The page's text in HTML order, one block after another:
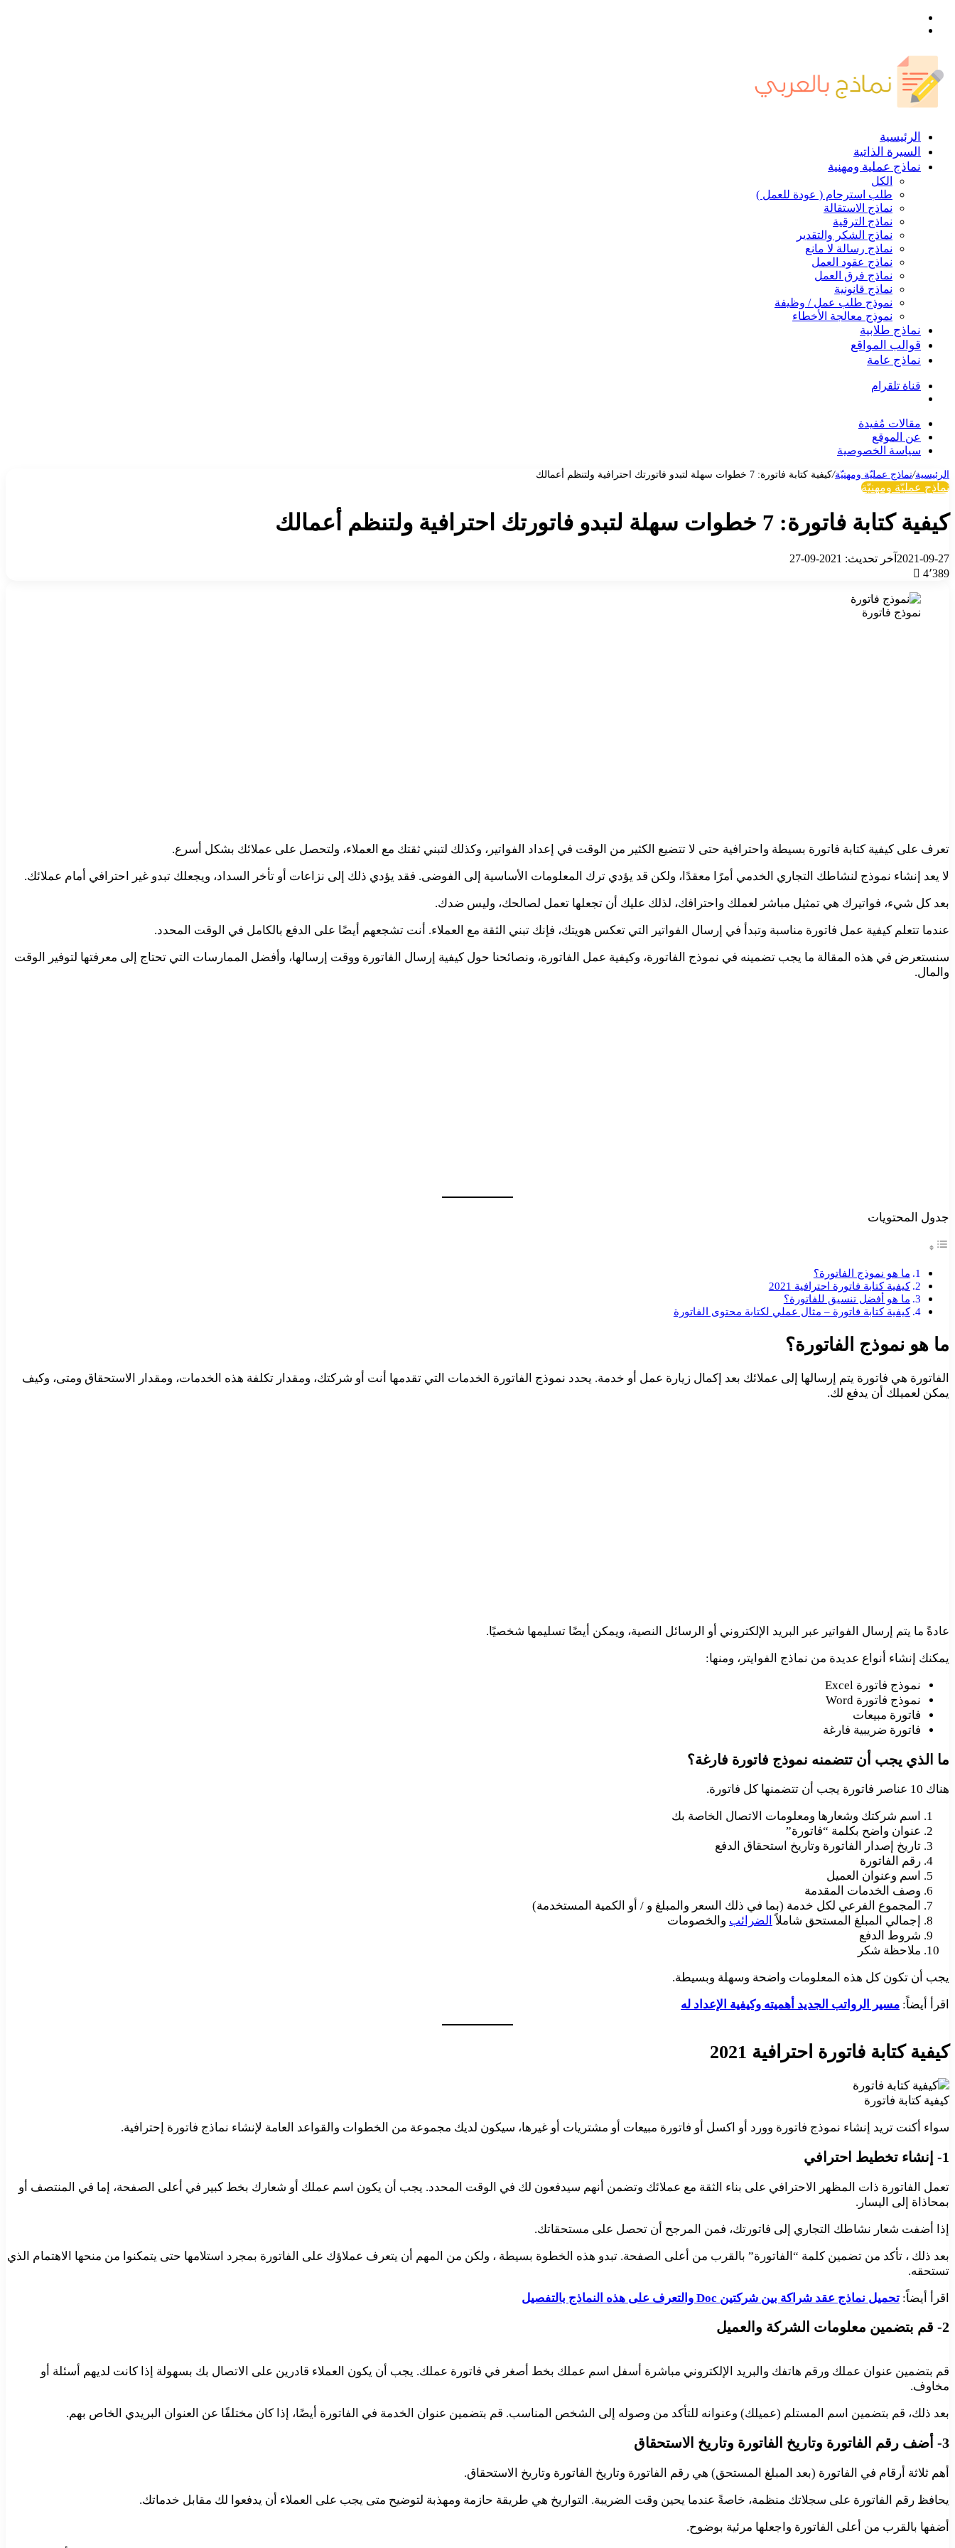
الرئيسية
السيرة الذاتية
نماذج عملية ومهنية
الكل
طلب استرحام ( عودة للعمل )
نماذج الاستقالة
نماذج الترقية
نماذج الشكر والتقدير
نماذج رسالة لا مانع
نماذج عقود العمل
نماذج فرق العمل
نماذج قانونية
نموذج طلب عمل / وظيفة
نموذج معالجة الأخطاء
نماذج طلابية
قوالب المواقع
نماذج عامة
قناة تلقرام
مقالات مُفيدة
عن الموقع
سياسة الخصوصية
الرئيسية/نماذج عمليّة ومهنيّة/كيفية كتابة فاتورة: 7 خطوات سهلة لتبدو فاتورتك احترافية ولتنظم أعمالك
نماذج عمليّة ومهنيّة
كيفية كتابة فاتورة: 7 خطوات سهلة لتبدو فاتورتك احترافية ولتنظم أعمالك
2021-09-27 آخر تحديث: 2021-09-27
4٬389
نموذج فاتورة
تعرف على كيفية كتابة فاتورة بسيطة واحترافية حتى لا تتضيع الكثير من الوقت في إعداد الفواتير، وكذلك لتبني ثقتك مع العملاء، ولتحصل على عملائك بشكل أسرع.
لا يعد إنشاء نموذج لنشاطك التجاري الخدمي أمرًا معقدًا، ولكن قد يؤدي ترك المعلومات الأساسية إلى الفوضى. فقد يؤدي ذلك إلى نزاعات أو تأخر السداد، ويجعلك تبدو غير احترافي أمام عملائك.
بعد كل شيء، فواتيرك هي تمثيل مباشر لعملك واحترافك، لذلك عليك أن تجعلها تعمل لصالحك، وليس ضدك.
عندما تتعلم كيفية عمل فاتورة مناسبة وتبدأ في إرسال الفواتير التي تعكس هويتك، فإنك تبني الثقة مع العملاء. أنت تشجعهم أيضًا على الدفع بالكامل في الوقت المحدد.
سنستعرض في هذه المقالة ما يجب تضمينه في نموذج الفاتورة، وكيفية عمل الفاتورة، ونصائحنا حول كيفية إرسال الفاتورة ووقت إرسالها، وأفضل الممارسات التي تحتاج إلى معرفتها لتوفير الوقت
والمال.
جدول المحتويات
ما هو نموذج الفاتورة؟
كيفية كتابة فاتورة احترافية 2021
ما هو أفضل تنسيق للفاتورة؟
كيفية كتابة فاتورة – مثال عملي لكتابة محتوى الفاتورة
ما هو نموذج الفاتورة؟
الفاتورة هي فاتورة يتم إرسالها إلى عملائك بعد إكمال زيارة عمل أو خدمة. يحدد نموذج الفاتورة الخدمات التي تقدمها أنت أو شركتك، ومقدار تكلفة هذه الخدمات، ومقدار الاستحقاق ومتى، وكيف
يمكن لعميلك أن يدفع لك.
عادةً ما يتم إرسال الفواتير عبر البريد الإلكتروني أو الرسائل النصية، ويمكن أيضًا تسليمها شخصيًا.
يمكنك إنشاء أنواع عديدة من نماذج الفوايتر، ومنها:
نموذج فاتورة Excel
نموذج فاتورة Word
فاتورة مبيعات
فاتورة ضريبية فارغة
ما الذي يجب أن تتضمنه نموذج فاتورة فارغة؟
هناك 10 عناصر فاتورة يجب أن تتضمنها كل فاتورة.
اسم شركتك وشعارها ومعلومات الاتصال الخاصة بك
عنوان واضح بكلمة “فاتورة”
تاريخ إصدار الفاتورة وتاريخ استحقاق الدفع
رقم الفاتورة
اسم وعنوان العميل
وصف الخدمات المقدمة
المجموع الفرعي لكل خدمة (بما في ذلك السعر والمبلغ و / أو الكمية المستخدمة)
إجمالي المبلغ المستحق شاملاً الضرائب والخصومات
شروط الدفع
ملاحظة شكر
يجب أن تكون كل هذه المعلومات واضحة وسهلة وبسيطة.
اقرأ أيضاً: مسير الرواتب الجديد أهميته وكيفية الإعداد له
كيفية كتابة فاتورة احترافية 2021
كيفية كتابة فاتورة
سواء أكنت تريد إنشاء نموذج فاتورة وورد أو اكسل أو فاتورة مبيعات أو مشتريات أو غيرها، سيكون لديك مجموعة من الخطوات والقواعد العامة لإنشاء نماذج فاتورة إحترافية.
1- إنشاء تخطيط احترافي
تعمل الفاتورة ذات المظهر الاحترافي على بناء الثقة مع عملائك وتضمن أنهم سيدفعون لك في الوقت المحدد. يجب أن يكون اسم عملك أو شعارك بخط كبير في أعلى الصفحة، إما في المنتصف أو
بمحاذاة إلى اليسار.
إذا أضفت شعار نشاطك التجاري إلى فاتورتك، فمن المرجح أن تحصل على مستحقاتك.
بعد ذلك ، تأكد من تضمين كلمة “الفاتورة” بالقرب من أعلى الصفحة. تبدو هذه الخطوة بسيطة ، ولكن من المهم أن يتعرف عملاؤك على الفاتورة بمجرد استلامها حتى يتمكنوا من منحها الاهتمام الذي
تستحقه.
اقرأ أيضاً: تحميل نماذج عقد شراكة بين شركتين Doc والتعرف على هذه النماذج بالتفصيل
2- قم بتضمين معلومات الشركة والعميل
قم بتضمين عنوان عملك ورقم هاتفك والبريد الإلكتروني مباشرة أسفل اسم عملك بخط أصغر في فاتورة عملك. يجب أن يكون العملاء قادرين على الاتصال بك بسهولة إذا كانت لديهم أسئلة أو
مخاوف.
بعد ذلك، قم بتضمين اسم المستلم (عميلك) وعنوانه للتأكد من وصوله إلى الشخص المناسب. قم بتضمين عنوان الخدمة في الفاتورة أيضًا، إذا كان مختلفًا عن العنوان البريدي الخاص بهم.
3- أضف رقم الفاتورة وتاريخ الفاتورة وتاريخ الاستحقاق
أهم ثلاثة أرقام في الفاتورة (بعد المبلغ المستحق) هي رقم الفاتورة وتاريخ الفاتورة وتاريخ الاستحقاق.
يحافظ رقم الفاتورة على سجلاتك منظمة، خاصةً عندما يحين وقت الضريبة. التواريخ هي طريقة حازمة ومهذبة لتوضيح متى يجب على العملاء أن يدفعوا لك مقابل خدماتك.
أضفها بالقرب من أعلى الفاتورة واجعلها مرئية بوضوح.